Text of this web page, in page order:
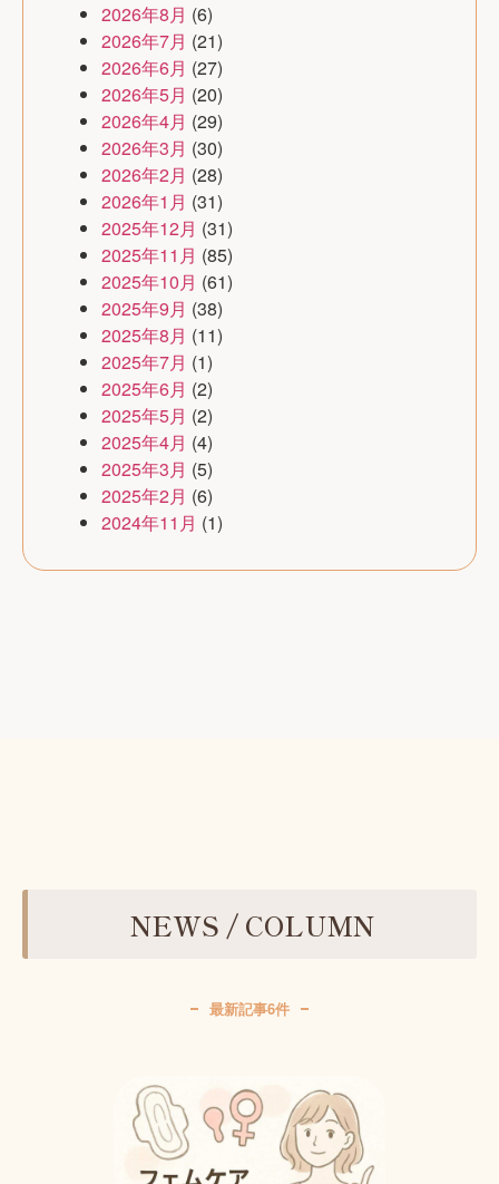
2026年8月 (6)
2026年7月 (21)
2026年6月 (27)
2026年5月 (20)
2026年4月 (29)
2026年3月 (30)
2026年2月 (28)
2026年1月 (31)
2025年12月 (31)
2025年11月 (85)
2025年10月 (61)
2025年9月 (38)
2025年8月 (11)
2025年7月 (1)
2025年6月 (2)
2025年5月 (2)
2025年4月 (4)
2025年3月 (5)
2025年2月 (6)
2024年11月 (1)
NEWS / COLUMN
最新記事6件